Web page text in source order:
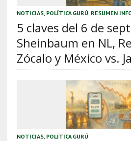
NOTICIAS, POLÍTICA GURÚ, RESUMEN
5 claves del 6 de
Sheinbaum en NL,
Zócalo y México vs.
NOTICIAS, POLÍTICA GURÚ